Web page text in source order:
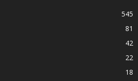
545
81
42
22
18